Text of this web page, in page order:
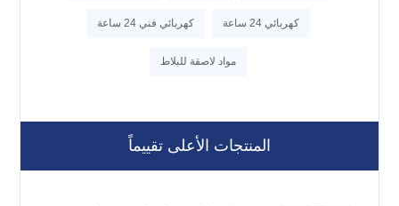
كهربائي 24 ساعة كهربائي فني 24 ساعة
مواد لاصقة للبلاط
المنتجات الأعلى تقييماً